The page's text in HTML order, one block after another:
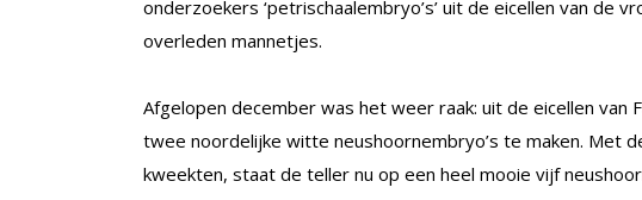
onderzoekers ‘petrischaalembryo’s’ uit de eicellen van de
overleden mannetjes.
Afgelopen december was het weer raak: uit de eicellen van
twee noordelijke witte neushoornembryo’s te maken. Met
kweekten, staat de teller nu op een heel mooie vijf